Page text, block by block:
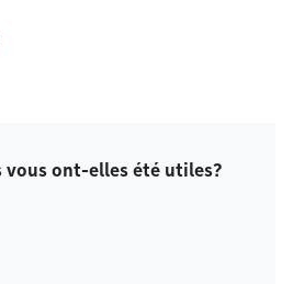
vous ont-elles été utiles?